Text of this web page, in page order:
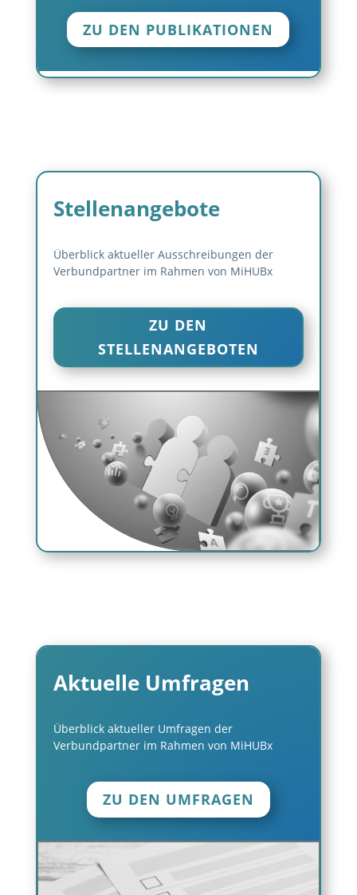
ZU DEN PUBLIKATIONEN
Stellenangebote
Überblick aktueller Ausschreibungen der
Verbundpartner im Rahmen von MiHUBx
ZU DEN
STELLENANGEBOTEN
Aktuelle Umfragen
Überblick aktueller Umfragen der
Verbundpartner im Rahmen von MiHUBx
ZU DEN UMFRAGEN